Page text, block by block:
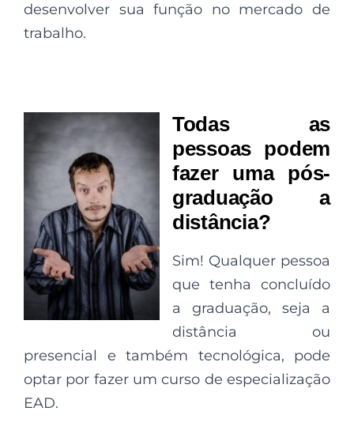
desenvolver sua função no mercado de
trabalho.
Todas as
pessoas podem
fazer uma pós-
graduação a
distância?
Sim! Qualquer pessoa
que tenha concluído
a graduação, seja a
distância ou
presencial e também tecnológica, pode
optar por fazer um curso de especialização
EAD.